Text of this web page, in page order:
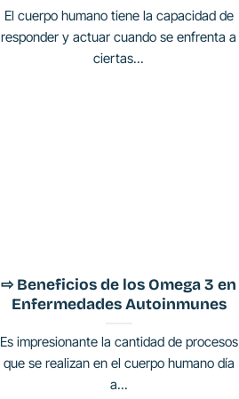
El cuerpo humano tiene la capacidad de
responder y actuar cuando se enfrenta a
ciertas...
⇨ Beneficios de los Omega 3 en
Enfermedades Autoinmunes
Es impresionante la cantidad de procesos
que se realizan en el cuerpo humano día
a...